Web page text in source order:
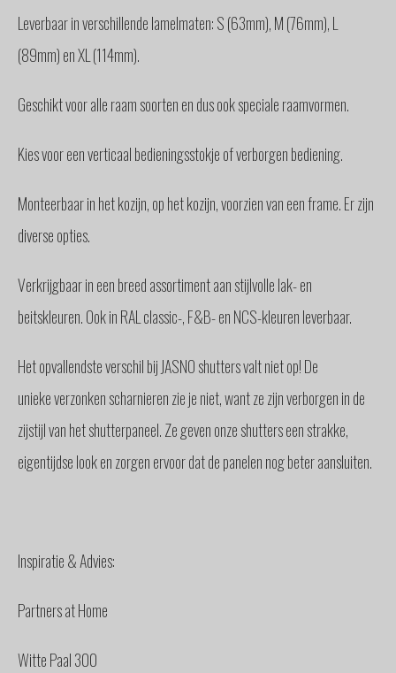
Leverbaar in verschillende lamelmaten: S (63mm), M (76mm), L
(89mm) en XL (114mm).
Geschikt voor alle raam soorten en dus ook speciale raamvormen.
Kies voor een verticaal bedieningsstokje of verborgen bediening.
Monteerbaar in het kozijn, op het kozijn, voorzien van een frame. Er zijn
diverse opties.
Verkrijgbaar in een breed assortiment aan stijlvolle lak- en
beitskleuren. Ook in RAL classic-, F&B- en NCS-kleuren leverbaar.
Het opvallendste verschil bij JASNO shutters valt niet op! De
unieke verzonken scharnieren zie je niet, want ze zijn verborgen in de
zijstijl van het shutterpaneel. Ze geven onze shutters een strakke,
eigentijdse look en zorgen ervoor dat de panelen nog beter aansluiten.
Inspiratie & Advies:
Partners at Home
Witte Paal 300